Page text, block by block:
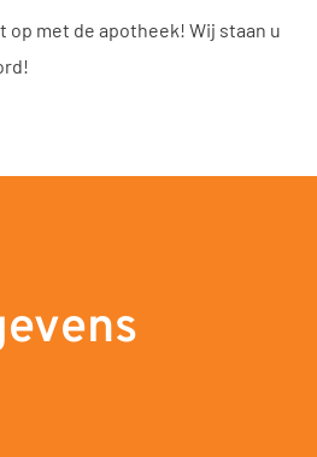
op met de apotheek! Wij staan u